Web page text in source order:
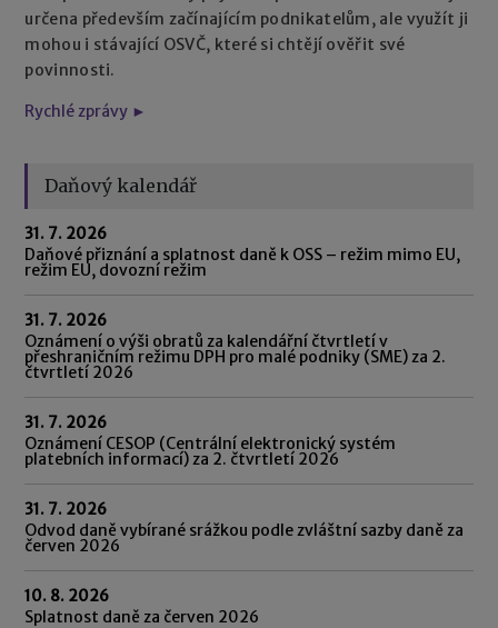
určena především začínajícím podnikatelům, ale využít ji
mohou i stávající OSVČ, které si chtějí ověřit své
povinnosti.
Rychlé zprávy ►
Daňový kalendář
31. 7. 2026
Daňové přiznání a splatnost daně k OSS – režim mimo EU,
režim EU, dovozní režim
31. 7. 2026
Oznámení o výši obratů za kalendářní čtvrtletí v
přeshraničním režimu DPH pro malé podniky (SME) za 2.
čtvrtletí 2026
31. 7. 2026
Oznámení CESOP (Centrální elektronický systém
platebních informací) za 2. čtvrtletí 2026
31. 7. 2026
Odvod daně vybírané srážkou podle zvláštní sazby daně za
červen 2026
10. 8. 2026
Splatnost daně za červen 2026